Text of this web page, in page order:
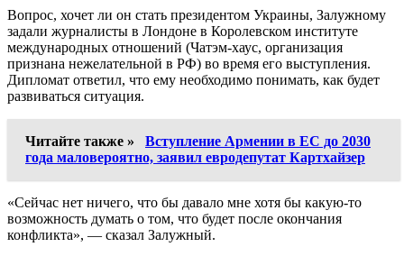
Вопрос, хочет ли он стать президентом Украины, Залужному
задали журналисты в Лондоне в Королевском институте
международных отношений (Чатэм-хаус, организация
признана нежелательной в РФ) во время его выступления.
Дипломат ответил, что ему необходимо понимать, как будет
развиваться ситуация.
Читайте также »
Вступление Армении в ЕС до 2030
года маловероятно, заявил евродепутат Картхайзер
«Сейчас нет ничего, что бы давало мне хотя бы какую-то
возможность думать о том, что будет после окончания
конфликта», — сказал Залужный.